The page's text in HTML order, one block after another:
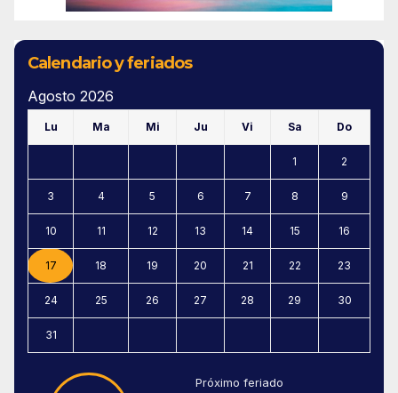
Calendario y feriados
Agosto 2026
Lu Ma Mi Ju Vi Sa Do
1 2
3 4 5 6 7 8 9
10 11 12 13 14 15 16
17 18 19 20 21 22 23
24 25 26 27 28 29 30
31
Próximo feriado